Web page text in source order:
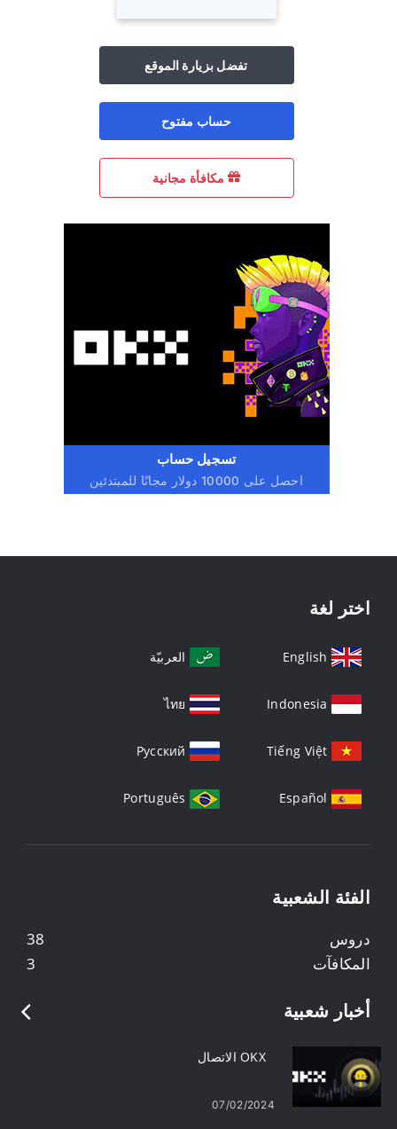
تفضل بزيارة الموقع
حساب مفتوح
مكافأة مجانية
تسجيل حساب
احصل على 10000 دولار مجانًا للمبتدئين
اختر لغة
English العربيّة
Indonesia
ไทย
Tiếng Việt
Русский
Español
Português
الفئة الشعبية
38
دروس
3
المكافآت
أخبار شعبية
OKX الاتصال
07/02/2024